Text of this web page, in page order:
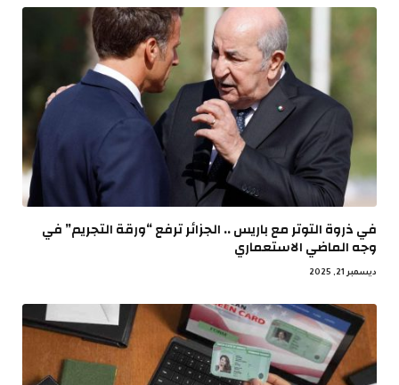
في ذروة التوتر مع باريس .. الجزائر ترفع “ورقة التجريم” في
وجه الماضي الاستعماري
ديسمبر 21, 2025